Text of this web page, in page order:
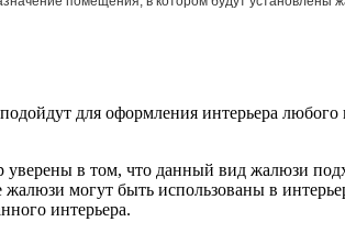
для оформления интерьера
в том, что данный вид жалюзи
жалюзи могут быть использованы в
интерьера.